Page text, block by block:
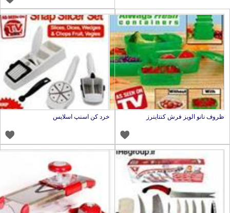
ظروف نانو الویز فرش کنتاینرز خرد کن اسنپ اسلایس